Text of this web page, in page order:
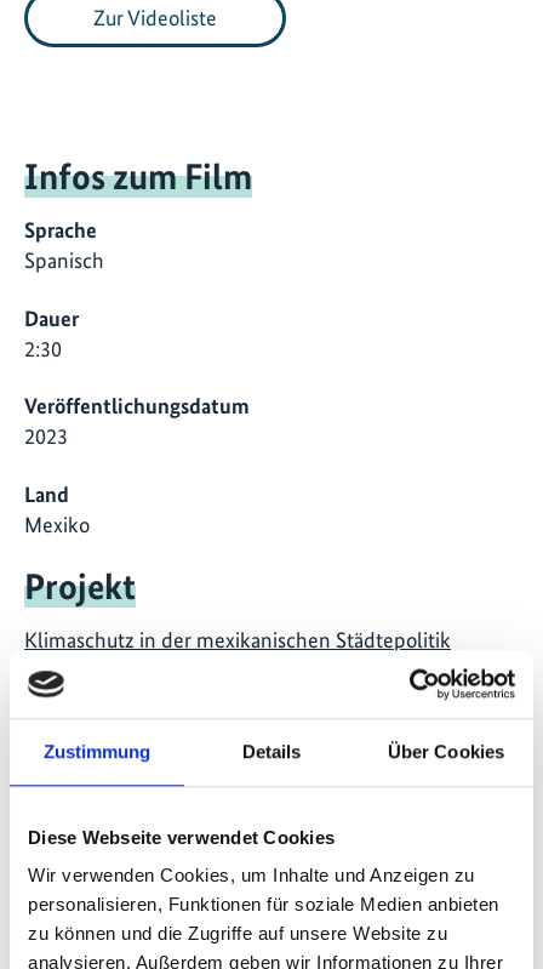
Zustimmung Details Über Cookies
Diese Webseite verwendet Cookies
Wir verwenden Cookies, um Inhalte und Anzeigen zu
personalisieren, Funktionen für soziale Medien anbieten
zu können und die Zugriffe auf unsere Website zu
analysieren. Außerdem geben wir Informationen zu Ihrer
Zur Videoliste
Infos zum Film
Sprache
Spanisch
Dauer
2:30
Veröffentlichungsdatum
2023
Land
Mexiko
Projekt
Klimaschutz in der mexikanischen Städtepolitik
(CiClim)
Publikationen zum Projekt